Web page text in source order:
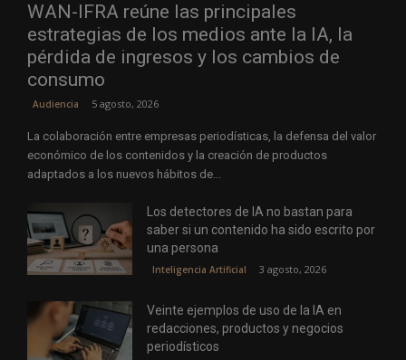
WAN-IFRA reúne las principales
estrategias de los medios ante la IA, la
pérdida de ingresos y los cambios de
consumo
Audiencia 5 agosto, 2026
La colaboración entre empresas periodísticas, la defensa del valor
económico de los contenidos y la creación de productos
adaptados a los nuevos hábitos de...
Los detectores de IA no bastan para
saber si un contenido ha sido escrito por
una persona
Inteligencia Artificial 3 agosto, 2026
Veinte ejemplos de uso de la IA en
redacciones, productos y negocios
periodísticos